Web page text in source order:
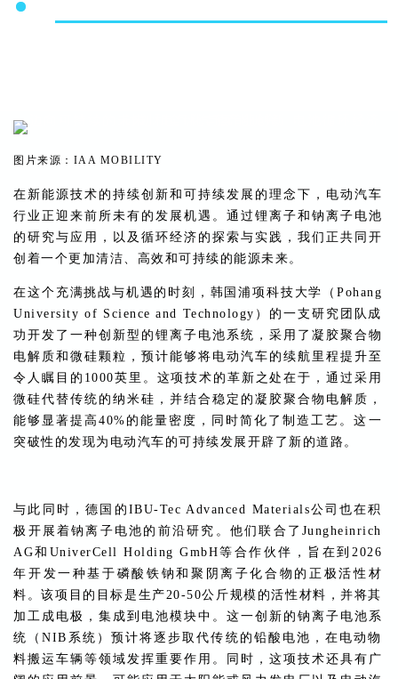
图片来源：IAA MOBILITY
在新能源技术的持续创新和可持续发展的理念下，电动汽车
行业正迎来前所未有的发展机遇。通过锂离子和钠离子电池
的研究与应用，以及循环经济的探索与实践，我们正共同开
创着一个更加清洁、高效和可持续的能源未来。
在这个充满挑战与机遇的时刻，韩国浦项科技大学（Pohang
University of Science and Technology）的一支研究团队成
功开发了一种创新型的锂离子电池系统，采用了凝胶聚合物
电解质和微硅颗粒，预计能够将电动汽车的续航里程提升至
令人瞩目的1000英里。这项技术的革新之处在于，通过采用
微硅代替传统的纳米硅，并结合稳定的凝胶聚合物电解质，
能够显著提高40%的能量密度，同时简化了制造工艺。这一
突破性的发现为电动汽车的可持续发展开辟了新的道路。
与此同时，德国的IBU-Tec Advanced Materials公司也在积
极开展着钠离子电池的前沿研究。他们联合了Jungheinrich
AG和UniverCell Holding GmbH等合作伙伴，旨在到2026
年开发一种基于磷酸铁钠和聚阴离子化合物的正极活性材
料。该项目的目标是生产20-50公斤规模的活性材料，并将其
加工成电极，集成到电池模块中。这一创新的钠离子电池系
统（NIB系统）预计将逐步取代传统的铅酸电池，在电动物
料搬运车辆等领域发挥重要作用。同时，这项技术还具有广